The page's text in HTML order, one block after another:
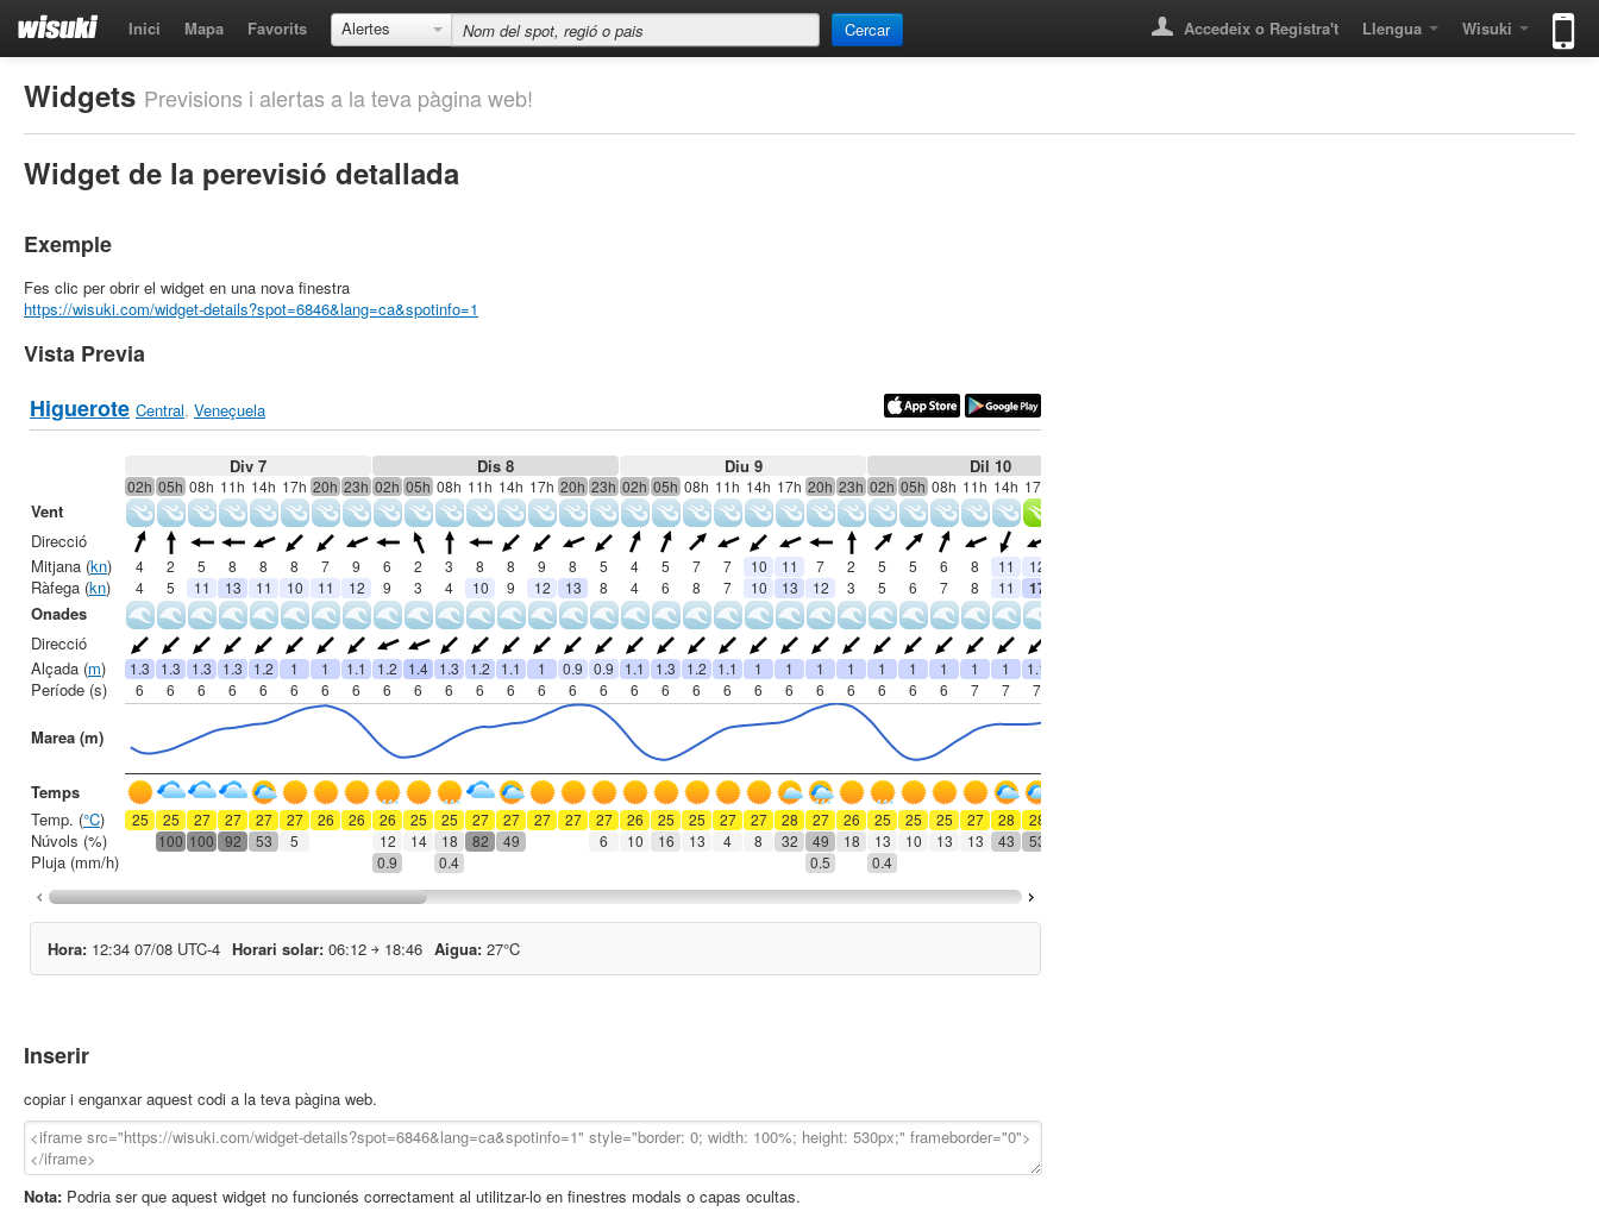
Inici Mapa Favorits Alertes Cercar Accedeix o Registra't Llengua Wisuki
Widgets Previsions i alertas a la teva pàgina web!
Widget de la perevisió detallada
Exemple
Fes clic per obrir el widget en una nova finestra
https://wisuki.com/widget-details?spot=6846&lang=ca&spotinfo=1
Vista Previa
Inserir
copiar i enganxar aquest codi a la teva pàgina web.
Nota: Podria ser que aquest widget no funcionés correctament al utilitzar-lo en finestres modals o capas ocultas.